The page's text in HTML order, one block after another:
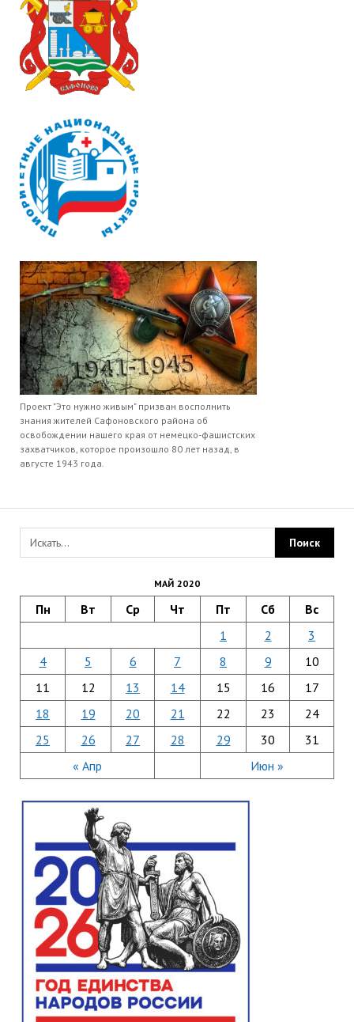
Проект "Это нужно живым" призван восполнить
знания жителей Сафоновского района об
освобождении нашего края от немецко-фашистских
захватчиков, которое произошло 80 лет назад, в
августе 1943 года.
МАЙ 2020
Пн Вт Ср Чт Пт Сб Вс
« Апр Июн »
1 2
3
4
5 6 7 8 9
10
11
12 13 14 15 16
17
18
19 20 21 22 23
24
25
26 27 28 29 30 31